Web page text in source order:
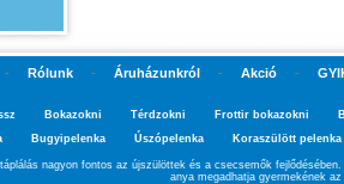
- Rólunk - Áruházunkról - Akció -
Bokazokni Térdzokni Frottir bokazokni
Bugyipelenka Úszópelenka Koraszülött pelenka
nagyon fontos az újszülöttek és a csecsemők
anya megadhatja gyermekének